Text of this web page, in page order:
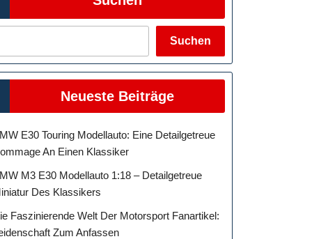
Suchen
Neueste Beiträge
E30 Touring Modellauto: Eine Detailgetreue
An Einen Klassiker
M3 E30 Modellauto 1:18 – Detailgetreue
Des Klassikers
Faszinierende Welt Der Motorsport Fanartikel:
Zum Anfassen